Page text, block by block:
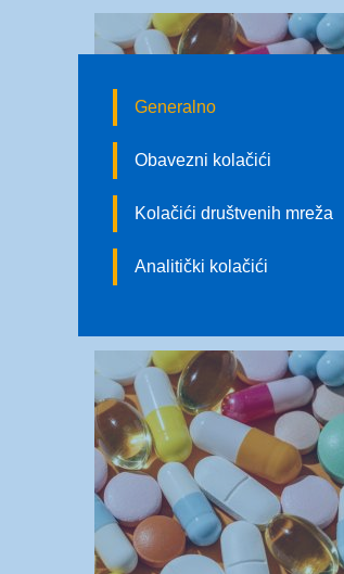
Generalno
Obavezni kolačići
Kolačići društvenih mreža
Analitički kolačići